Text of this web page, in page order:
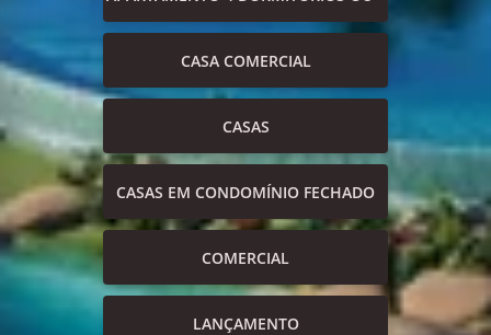
CASA COMERCIAL
CASAS
CASAS EM CONDOMÍNIO FECHADO
COMERCIAL
LANÇAMENTO